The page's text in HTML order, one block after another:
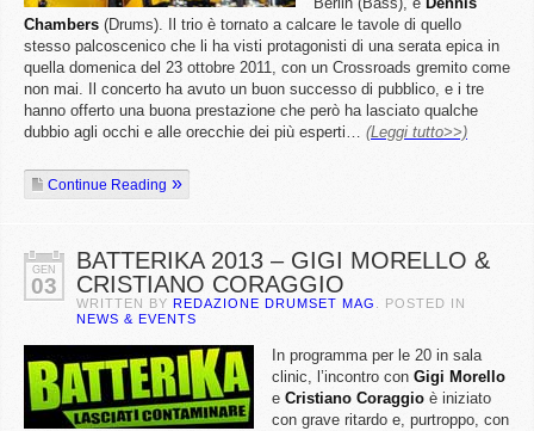
Chambers (Drums). Il trio è tornato a calcare le tavole di quello
stesso palcoscenico che li ha visti protagonisti di una serata epica in
quella domenica del 23 ottobre 2011, con un Crossroads gremito come
non mai. Il concerto ha avuto un buon successo di pubblico, e i tre
hanno offerto una buona prestazione che però ha lasciato qualche
dubbio agli occhi e alle orecchie dei più esperti… (Leggi tutto>>)
Continue Reading
GEN
03
BATTERIKA 2013 – GIGI MORELLO &
CRISTIANO CORAGGIO
WRITTEN BY REDAZIONE DRUMSET MAG
. POSTED IN
NEWS & EVENTS
In programma per le 20 in sala
clinic, l’incontro con Gigi Morello
e Cristiano Coraggio è iniziato
con grave ritardo e, purtroppo, con